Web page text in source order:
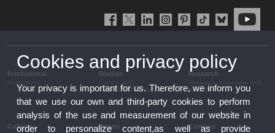
Institutional Studies
complementary training
Research
transfer
Culture Sports Campus
Cookies and privacy policy
Your privacy is important for us. Therefore, we inform you
that we use our own and third-party cookies to perform
analysis of the use and measurement of our website in
order to personalize content,as well as provide